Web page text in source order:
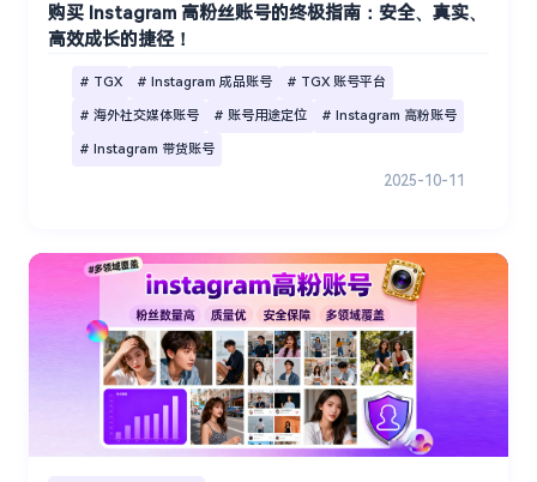
购买 Instagram 高粉丝账号的终极指南：安全、真实、
高效成长的捷径！
# TGX # Instagram 成品账号 # TGX 账号平台
# 海外社交媒体账号 # 账号用途定位 # Instagram 高粉账号
# Instagram 带货账号
2025-10-11